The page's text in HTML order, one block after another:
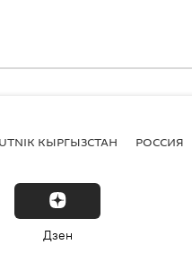
КЫРГЫЗСТАН РОССИЯ
Дзен